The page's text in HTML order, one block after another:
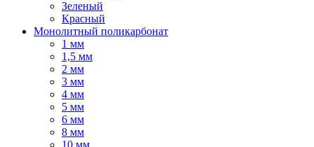
Зеленый
Красный
Монолитный поликарбонат
1 мм
1,5 мм
2 мм
3 мм
4 мм
5 мм
6 мм
8 мм
10 мм